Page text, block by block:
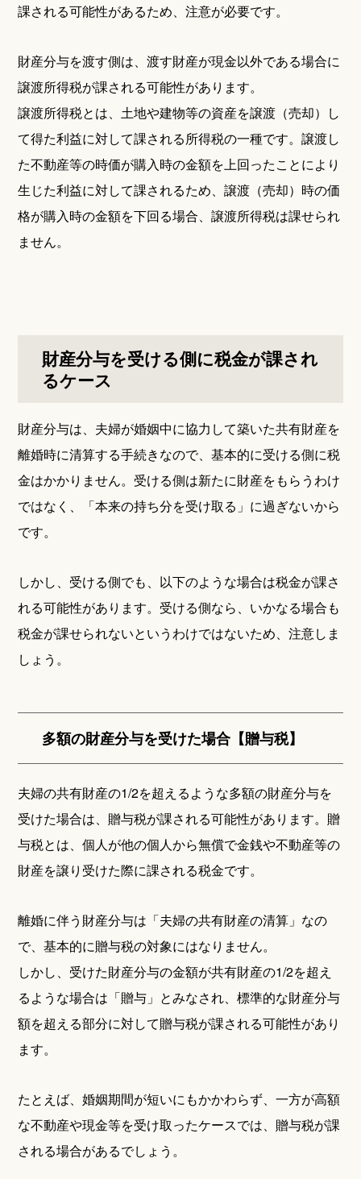
課される可能性があるため、注意が必要です。
財産分与を渡す側は、渡す財産が現金以外である場合に
譲渡所得税が課される可能性があります。
譲渡所得税とは、土地や建物等の資産を譲渡（売却）し
て得た利益に対して課される所得税の一種です。譲渡し
た不動産等の時価が購入時の金額を上回ったことにより
生じた利益に対して課されるため、譲渡（売却）時の価
格が購入時の金額を下回る場合、譲渡所得税は課せられ
ません。
財産分与を受ける側に税金が課され
るケース
財産分与は、夫婦が婚姻中に協力して築いた共有財産を
離婚時に清算する手続きなので、基本的に受ける側に税
金はかかりません。受ける側は新たに財産をもらうわけ
ではなく、「本来の持ち分を受け取る」に過ぎないから
です。
しかし、受ける側でも、以下のような場合は税金が課さ
れる可能性があります。受ける側なら、いかなる場合も
税金が課せられないというわけではないため、注意しま
しょう。
多額の財産分与を受けた場合【贈与税】
夫婦の共有財産の1/2を超えるような多額の財産分与を
受けた場合は、贈与税が課される可能性があります。贈
与税とは、個人が他の個人から無償で金銭や不動産等の
財産を譲り受けた際に課される税金です。
離婚に伴う財産分与は「夫婦の共有財産の清算」なの
で、基本的に贈与税の対象にはなりません。
しかし、受けた財産分与の金額が共有財産の1/2を超え
るような場合は「贈与」とみなされ、標準的な財産分与
額を超える部分に対して贈与税が課される可能性があり
ます。
たとえば、婚姻期間が短いにもかかわらず、一方が高額
な不動産や現金等を受け取ったケースでは、贈与税が課
される場合があるでしょう。